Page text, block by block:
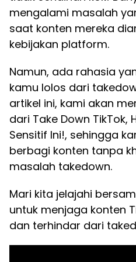
mengalami masalah
saat konten mereka
kebijakan platform.
Namun, ada rahasia
kamu lolos dari
artikel ini, kami akan
dari Take Down TikTok,
Sensitif Ini!, sehingga
berbagi konten tanpa
masalah takedown.
Mari kita jelajahi
untuk menjaga konten
dan terhindar dari